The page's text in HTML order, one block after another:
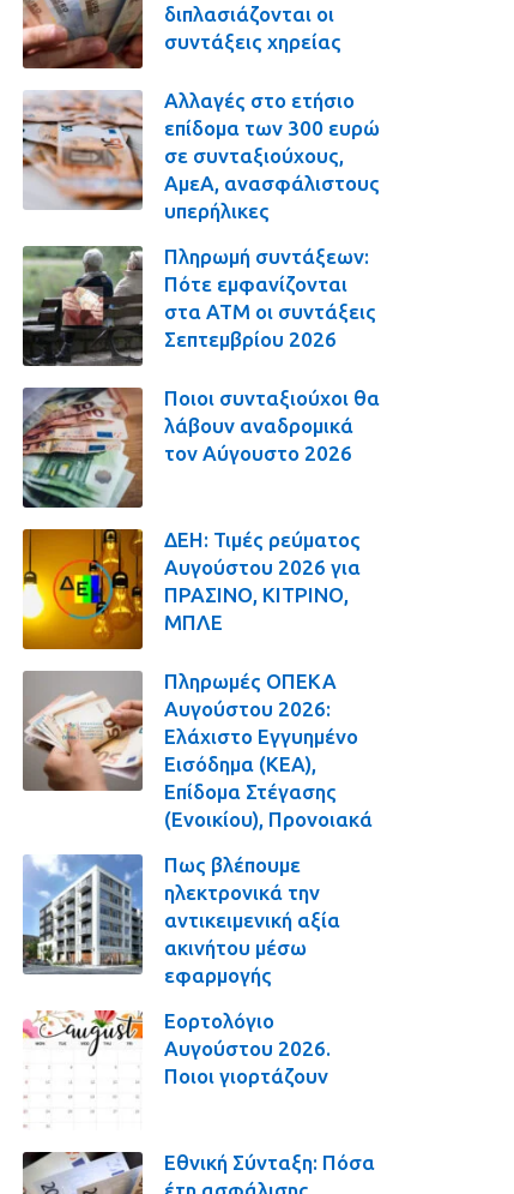
διπλασιάζονται οι
συντάξεις χηρείας
Αλλαγές στο ετήσιο
επίδομα των 300 ευρώ
σε συνταξιούχους,
ΑμεΑ, ανασφάλιστους
υπερήλικες
Πληρωμή συντάξεων:
Πότε εμφανίζονται
στα ΑΤΜ οι συντάξεις
Σεπτεμβρίου 2026
Ποιοι συνταξιούχοι θα
λάβουν αναδρομικά
τον Αύγουστο 2026
ΔΕΗ: Τιμές ρεύματος
Αυγούστου 2026 για
ΠΡΑΣΙΝΟ, ΚΙΤΡΙΝΟ,
ΜΠΛΕ
Πληρωμές ΟΠΕΚΑ
Αυγούστου 2026:
Ελάχιστο Εγγυημένο
Εισόδημα (ΚΕΑ),
Επίδομα Στέγασης
(Ενοικίου), Προνοιακά
Πως βλέπουμε
ηλεκτρονικά την
αντικειμενική αξία
ακινήτου μέσω
εφαρμογής
Εορτολόγιο
Αυγούστου 2026.
Ποιοι γιορτάζουν
Εθνική Σύνταξη: Πόσα